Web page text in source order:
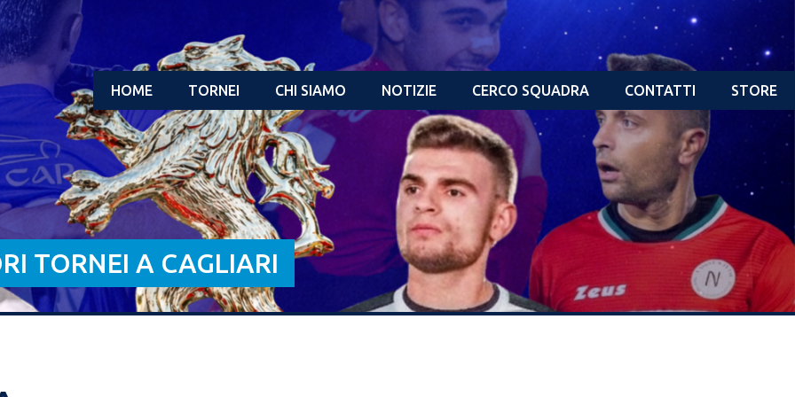
HOME TORNEI CHI SIAMO NOTIZIE CERCO SQUADRA CONTATTI STORE
TORNEI A CAGLIARI